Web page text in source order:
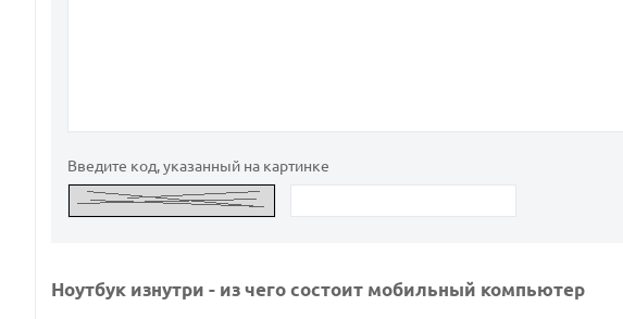
Введите код, указанный на картинке
Ноутбук изнутри - из чего состоит мобильный компьютер